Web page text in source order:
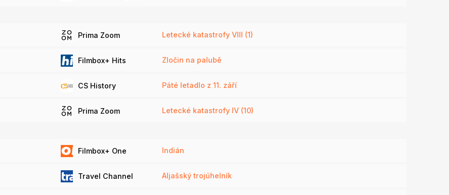
Prima Zoom Letecké katastrofy VIII (1)
Filmbox+ Hits Zločin na palubě
CS History Páté letadlo z 11. září
Prima Zoom Letecké katastrofy IV (10)
Filmbox+ One Indián
Travel Channel Aljašský trojúhelník